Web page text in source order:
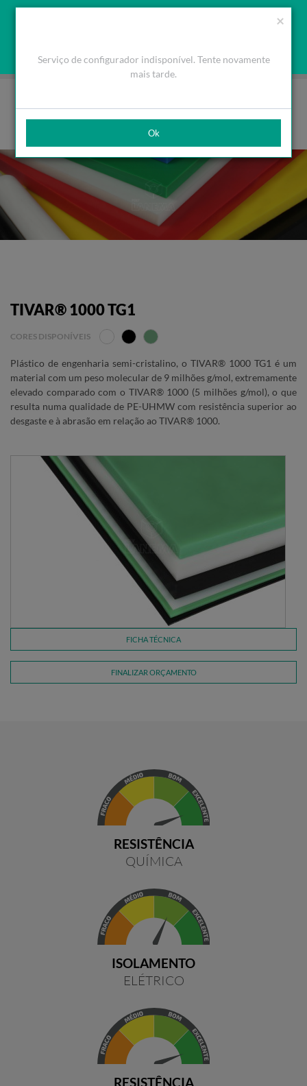
Usamos cookies para melhorar a navegação. Ao fechar esta
O que são Cookies
PT
Área Cliente
Orçamento(0)
TIVAR® 1000 TG1
CORES DISPONÍVEIS
Plástico de engenharia semi-cristalino, o TIVAR® 1000 TG1 é um
material com um peso molecular de 9 milhões g/mol, extremamente
elevado comparado com o TIVAR® 1000 (5 milhões g/mol), o que
resulta numa qualidade de PE-UHMW com resistência superior ao
desgaste e à abrasão em relação ao TIVAR® 1000.
FICHA TÉCNICA
FINALIZAR ORÇAMENTO
RESISTÊNCIA
QUÍMICA
ISOLAMENTO
ELÉTRICO
RESISTÊNCIA
×
Serviço de configurador indisponível. Tente novamente
mais tarde.
Ok